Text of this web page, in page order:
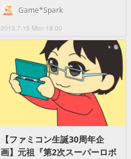
2013.7.15 Mon 18:00
Game*Spark
【ファミコン生誕30周年企
画】元祖『第2次スーパーロボ